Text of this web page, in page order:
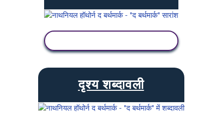
दृश्य शब्दावली